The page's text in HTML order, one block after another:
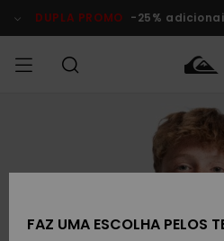
do
DUPLA PROMO -25%
Roupas
MENINO
Roupas
MULHER
Shop
chegados
Surf Shop
Homem
Crianças
Artigos
Neve
Homem
Artigos
Outlet
Homem
Criança
Acede à tua
encomenda
Devoluções
FAZ UMA ESCOLHA PELOS